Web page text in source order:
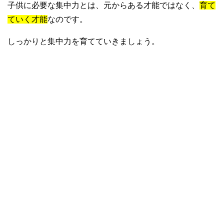
子供に必要な集中力とは、元からある才能ではなく、 育て
ていく才能なのです。
しっかりと集中力を育てていきましょう。